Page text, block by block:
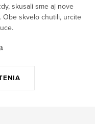
skusali sme aj nove
Obe skvelo chutili, urcite